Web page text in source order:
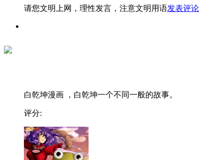
请您文明上网，理性发言，注意文明用语发表评论
白乾坤漫画 ，白乾坤一个不同一般的故事。
评分: